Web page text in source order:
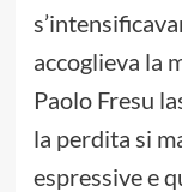
accoglieva la
Paolo Fresu
la perdita si
espressive e